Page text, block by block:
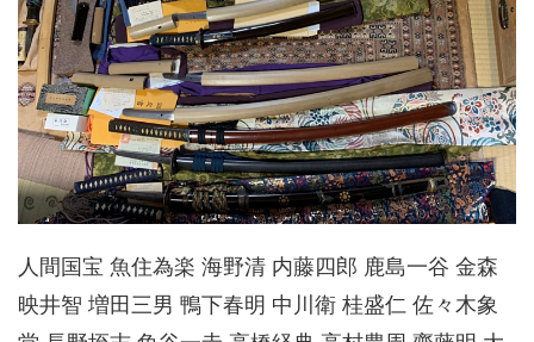
人間国宝 魚住為楽 海野清 内藤四郎 鹿島一谷 金森
映井智 増田三男 鴨下春明 中川衛 桂盛仁 佐々木象